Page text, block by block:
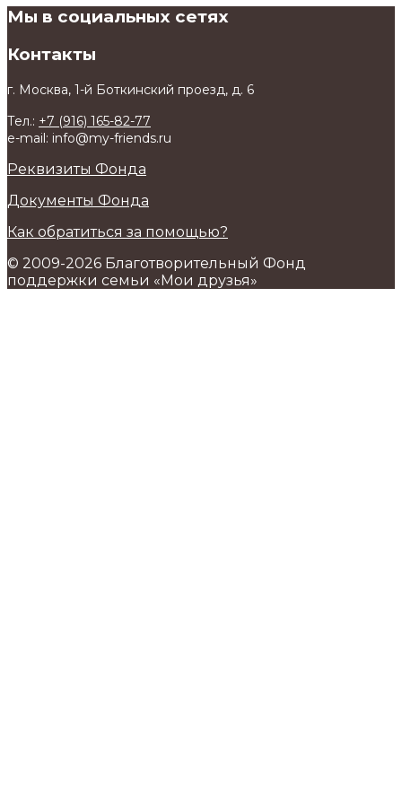
Мы в социальных сетях
Контакты
г. Москва, 1-й Боткинский проезд, д. 6
Тел.: +7 (916) 165-82-77
e-mail: info@my-friends.ru
Реквизиты Фонда
Документы Фонда
Как обратиться за помощью?
© 2009-2026 Благотворительный Фонд
поддержки семьи «Мои друзья»